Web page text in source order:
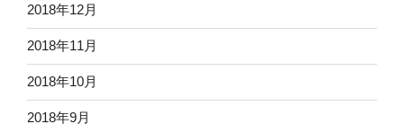
2018年12月
2018年11月
2018年10月
2018年9月